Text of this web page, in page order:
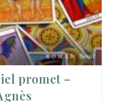
promet –